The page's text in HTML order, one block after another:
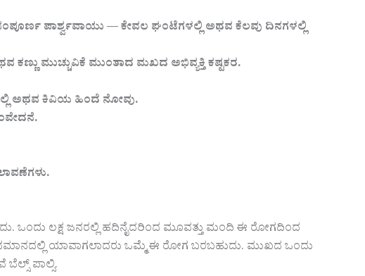
ಪಾರ್ಶ್ವವಾಯು — ಕೇವಲ ಘಂಟೆಗಳಲ್ಲಿ ಅಥವ ಕೆಲವು ದಿನಗಳಲ್ಲಿ
ಮುಚ್ಚುವಿಕೆ ಮುಂತಾದ ಮಖದ ಅಭಿವ್ಯಕ್ತಿ ಕಷ್ಟಕರ.
ಅಥವ ಕಿವಿಯ ಹಿಂದೆ ನೋವು.
ಒಂದು ಲಕ್ಷ ಜನರಲ್ಲಿ ಹದಿನೈದರಿಂದ ಮೂವತ್ತು ಮಂದಿ ಈ ರೋಗದಿಂದ
ಯಾವಾಗಲಾದರು ಒಮ್ಮೆ ಈ ರೋಗ ಬರಬಹುದು. ಮುಖದ ಒಂದು
ಪಾಲ್ಸಿ.